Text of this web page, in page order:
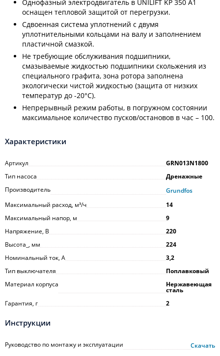
Однофазный электродвигатель в UNILIFT KP 350 A1
оснащен тепловой защитой от перегрузки.
Сдвоенная система уплотнений с двумя
уплотнительными кольцами на валу и заполнением
пластичной смазкой.
Не требующие обслуживания подшипники,
смазываемые жидкостью подшипники скольжения из
специального графита, зона ротора заполнена
экологически чистой жидкостью (защита от низких
температур до -20°С).
Непрерывный режим работы, в погружном состоянии
максимальное количество пусков/остановов в час – 100.
Характеристики
Артикул
GRN013N1800
Тип насоса
Дренажные
Производитель
Grundfos
Максимальный расход, м³/ч
14
Максимальный напор, м
9
Напряжение, В
220
Высота_, мм
224
Номинальный ток, А
3,2
Тип выключателя
Поплавковый
Материал корпуса
Нержавеющая
сталь
Гарантия, г
2
Инструкции
Руководство по монтажу и эксплуатации
Скачать